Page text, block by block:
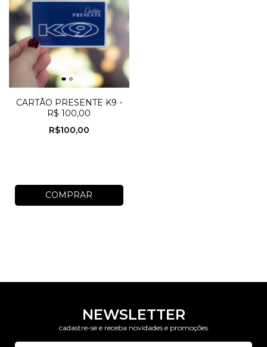
CARTÃO PRESENTE K9 -
R$ 100,00
R$100,00
NEWSLETTER
cadastre-se e receba novidades e promoções